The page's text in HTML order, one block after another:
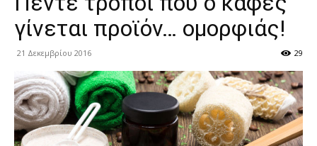
γίνεται προϊόν… ομορφιάς!
21 Δεκεμβρίου 2016 29